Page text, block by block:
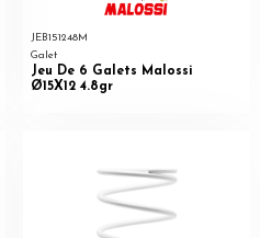
JEB151248M
Galet
Jeu De 6 Galets Malossi
Ø15X12 4.8gr